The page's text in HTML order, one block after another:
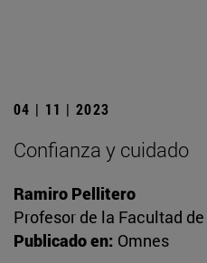
04 | 11 | 2023
Confianza y cuidado
Ramiro Pellitero
Profesor de la Facultad
Publicado en: Omnes